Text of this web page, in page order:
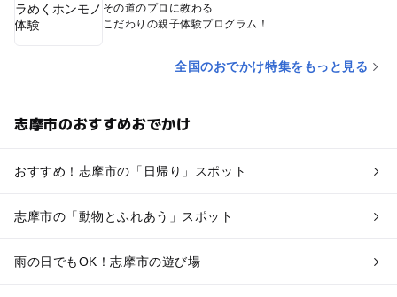
その道のプロに教わる
こだわりの親子体験プログラム！
全国のおでかけ特集をもっと見る
志摩市のおすすめおでかけ
おすすめ！志摩市の「日帰り」スポット
志摩市の「動物とふれあう」スポット
雨の日でもOK！志摩市の遊び場